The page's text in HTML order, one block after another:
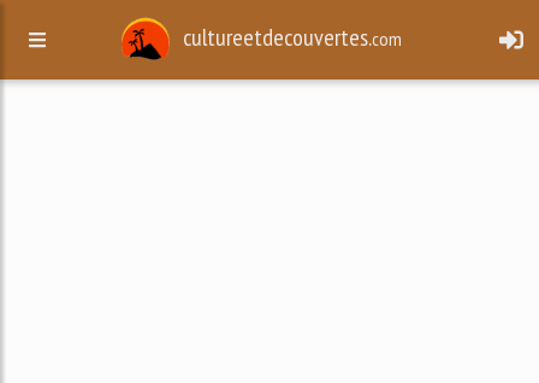
cultureetdecouvertes.com